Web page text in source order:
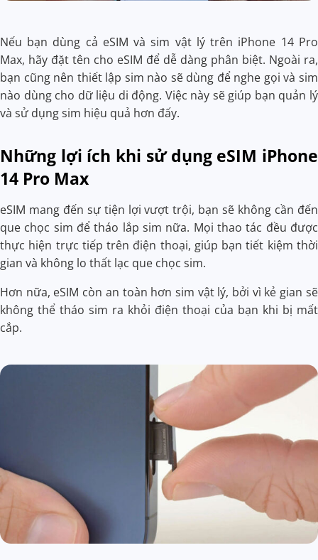
Nếu bạn dùng cả eSIM và sim vật lý trên iPhone 14 Pro
Max, hãy đặt tên cho eSIM để dễ dàng phân biệt. Ngoài ra,
bạn cũng nên thiết lập sim nào sẽ dùng để nghe gọi và sim
nào dùng cho dữ liệu di động. Việc này sẽ giúp bạn quản lý
và sử dụng sim hiệu quả hơn đấy.
Những lợi ích khi sử dụng eSIM iPhone
14 Pro Max
eSIM mang đến sự tiện lợi vượt trội, bạn sẽ không cần đến
que chọc sim để tháo lắp sim nữa. Mọi thao tác đều được
thực hiện trực tiếp trên điện thoại, giúp bạn tiết kiệm thời
gian và không lo thất lạc que chọc sim.
Hơn nữa, eSIM còn an toàn hơn sim vật lý, bởi vì kẻ gian sẽ
không thể tháo sim ra khỏi điện thoại của bạn khi bị mất
cắp.